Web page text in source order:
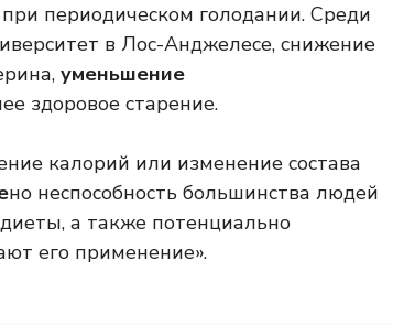
периодическом голодании. Среди
в Лос-Анджелесе, снижение
уменьшение
здоровое старение.
калорий или изменение состава
но неспособность большинства людей
а также потенциально
его применение».